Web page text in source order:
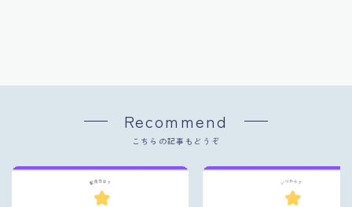
Recommend
こちらの記事もどうぞ